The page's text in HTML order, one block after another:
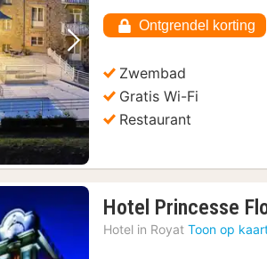
Volgende foto
114,99
€
Ontgrendel korting
Zwembad
Gratis Wi-Fi
Restaurant
Hotel Princesse
Hotel in Royat Toon op